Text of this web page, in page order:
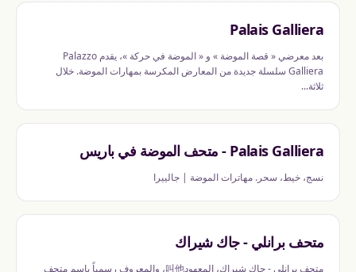
Palais Galliera
بعد معرضي « قصة الموضة » و « الموضة في حركة »، يقدم Palazzo
Galliera سلسلة جديدة من المعارض المكرسة بمهارات الموضة. خلال
ثلاثة...
Palais Galliera - متحف الموضة في باريس
نسج، خيط، سحر. مهاترات الموضة | جالييرا
متحف برانلي - جاك شيراك
متحف برانلي - جاك شيراك، المعهود叫他، والمعروف رسمياً باسم متحف